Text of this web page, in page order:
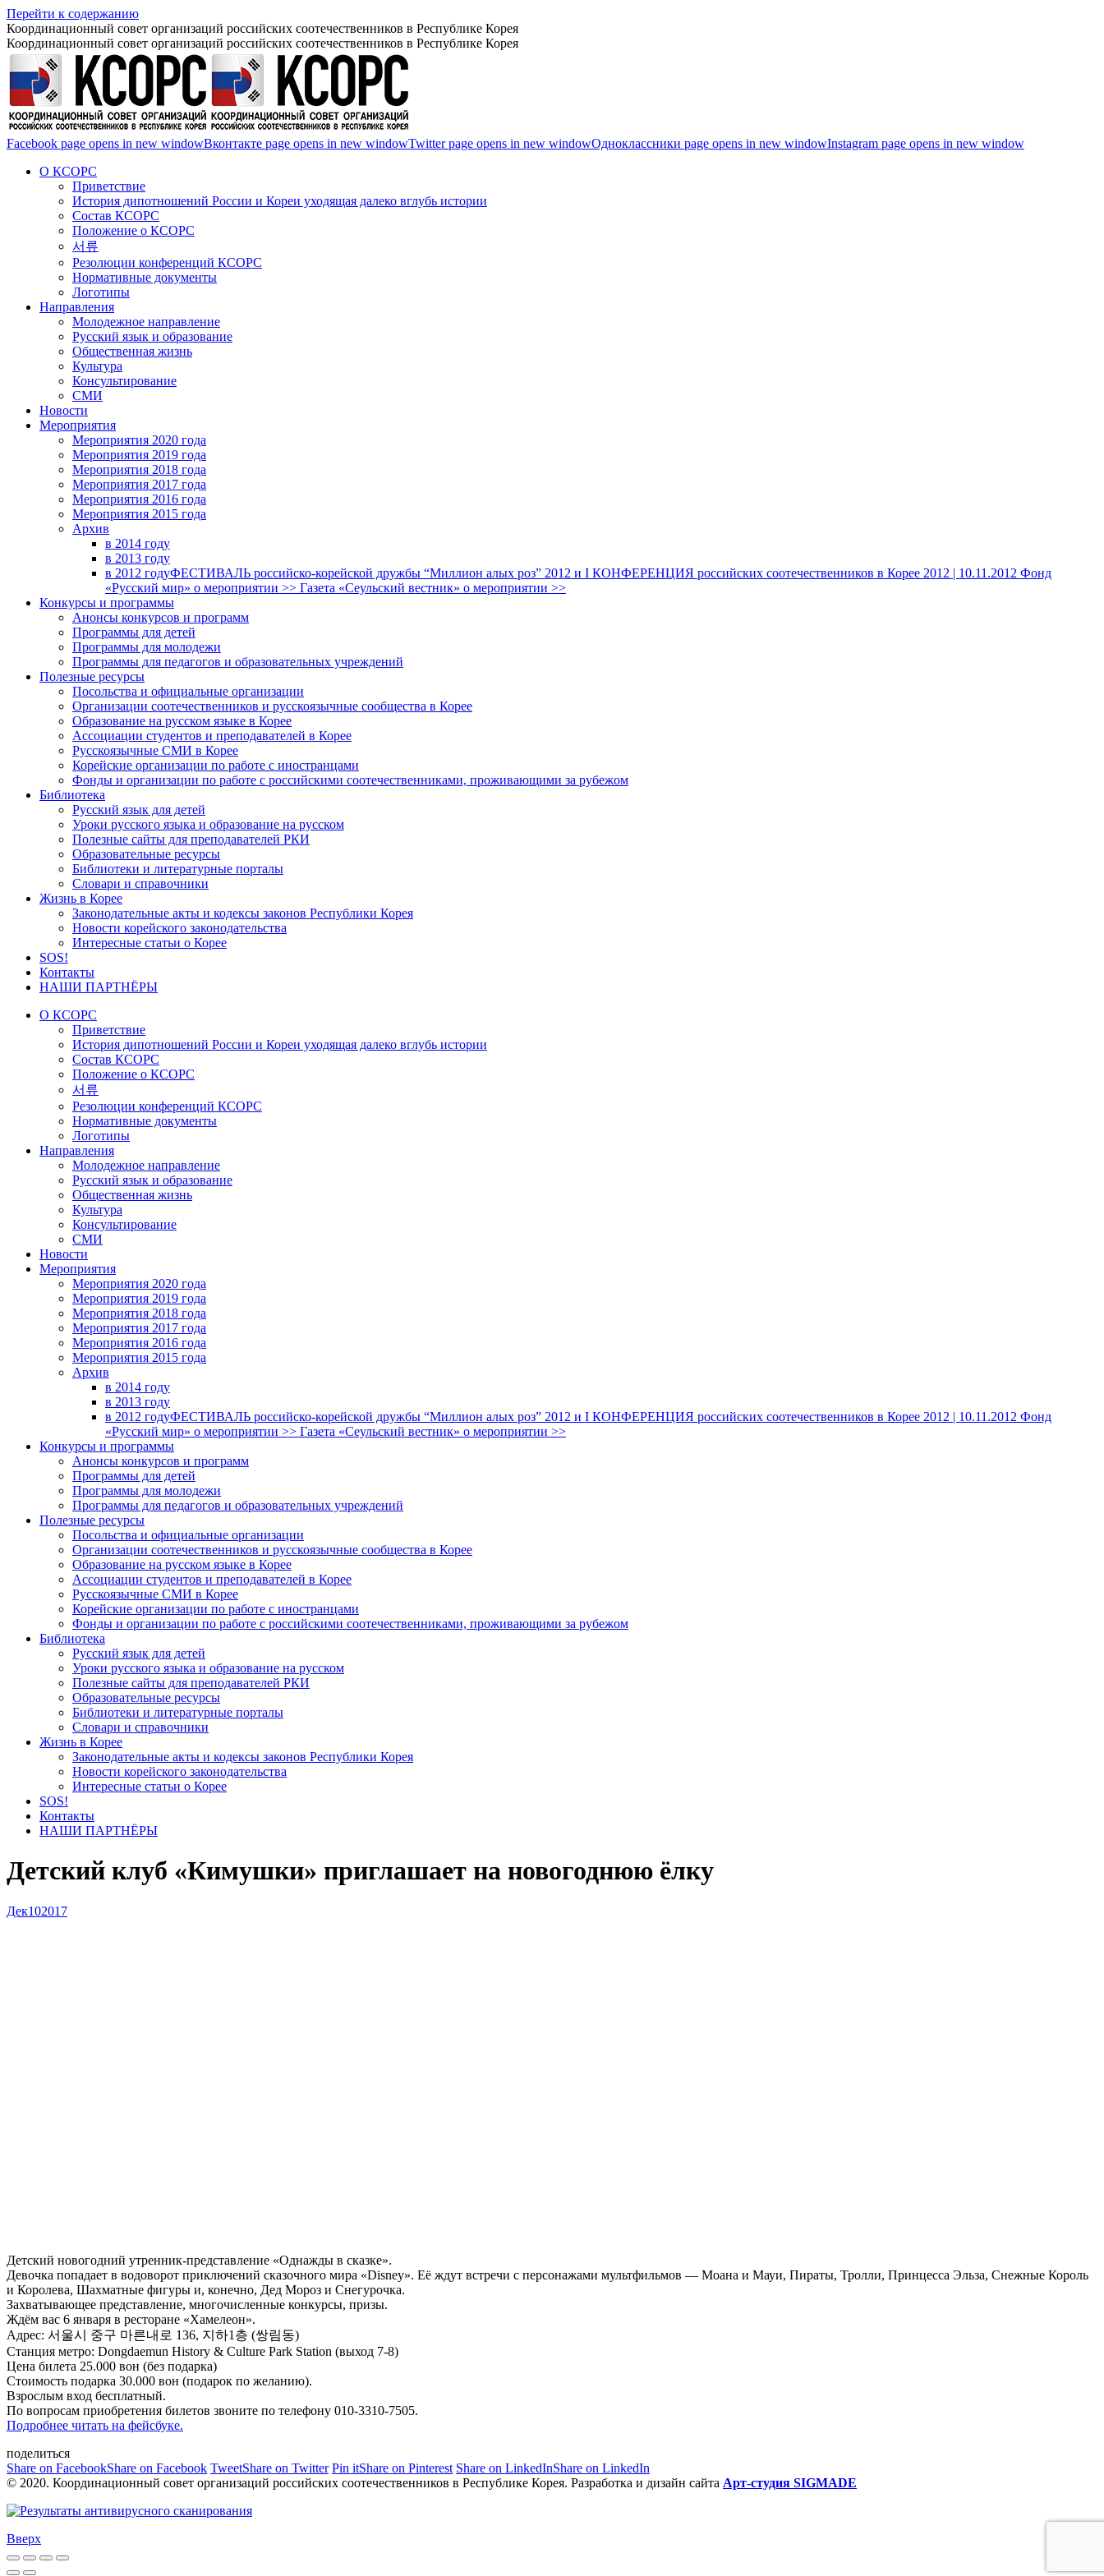
Перейти к содержанию
Координационный совет организаций российских соотечественников в Республике Корея
Координационный совет организаций российских соотечественников в Республике Корея
Facebook page opens in new windowВконтакте page opens in new windowTwitter page opens in new windowОдноклассники page opens in new windowInstagram page opens in new window
О КСОРС
Приветствие
История дипотношений России и Кореи уходящая далеко вглубь истории
Состав КСОРС
Положение о КСОРС
서류
Резолюции конференций КСОРС
Нормативные документы
Логотипы
Направления
Молодежное направление
Русский язык и образование
Общественная жизнь
Культура
Консультирование
СМИ
Новости
Мероприятия
Мероприятия 2020 года
Мероприятия 2019 года
Мероприятия 2018 годa
Мероприятия 2017 года
Мероприятия 2016 года
Мероприятия 2015 года
Архив
в 2014 году
в 2013 году
в 2012 годуФЕСТИВАЛЬ российско-корейской дружбы “Миллион алых роз” 2012 и I КОНФЕРЕНЦИЯ российских соотечественников в Корее 2012 | 10.11.2012 Фонд
«Русский мир» о мероприятии >> Газета «Сеульский вестник» о мероприятии >>
Конкурсы и программы
Анонсы конкурсов и программ
Программы для детей
Программы для молодежи
Программы для педагогов и образовательных учреждений
Полезные ресурсы
Посольства и официальные организации
Организации соотечественников и русскоязычные сообщества в Корее
Образование на русском языке в Корее
Ассоциации студентов и преподавателей в Корее
Русскоязычные СМИ в Корее
Корейские организации по работе с иностранцами
Фонды и организации по работе с российскими соотечественниками, проживающими за рубежом
Библиотека
Русский язык для детей
Уроки русского языка и образование на русском
Полезные сайты для преподавателей РКИ
Образовательные ресурсы
Библиотеки и литературные порталы
Словари и справочники
Жизнь в Корее
Законодательные акты и кодексы законов Республики Корея
Новости корейского законодательства
Интересные статьи о Корее
SOS!
Контакты
НАШИ ПАРТНЁРЫ
О КСОРС
Приветствие
История дипотношений России и Кореи уходящая далеко вглубь истории
Состав КСОРС
Положение о КСОРС
서류
Резолюции конференций КСОРС
Нормативные документы
Логотипы
Направления
Молодежное направление
Русский язык и образование
Общественная жизнь
Культура
Консультирование
СМИ
Новости
Мероприятия
Мероприятия 2020 года
Мероприятия 2019 года
Мероприятия 2018 годa
Мероприятия 2017 года
Мероприятия 2016 года
Мероприятия 2015 года
Архив
в 2014 году
в 2013 году
в 2012 годуФЕСТИВАЛЬ российско-корейской дружбы “Миллион алых роз” 2012 и I КОНФЕРЕНЦИЯ российских соотечественников в Корее 2012 | 10.11.2012 Фонд
«Русский мир» о мероприятии >> Газета «Сеульский вестник» о мероприятии >>
Конкурсы и программы
Анонсы конкурсов и программ
Программы для детей
Программы для молодежи
Программы для педагогов и образовательных учреждений
Полезные ресурсы
Посольства и официальные организации
Организации соотечественников и русскоязычные сообщества в Корее
Образование на русском языке в Корее
Ассоциации студентов и преподавателей в Корее
Русскоязычные СМИ в Корее
Корейские организации по работе с иностранцами
Фонды и организации по работе с российскими соотечественниками, проживающими за рубежом
Библиотека
Русский язык для детей
Уроки русского языка и образование на русском
Полезные сайты для преподавателей РКИ
Образовательные ресурсы
Библиотеки и литературные порталы
Словари и справочники
Жизнь в Корее
Законодательные акты и кодексы законов Республики Корея
Новости корейского законодательства
Интересные статьи о Корее
SOS!
Контакты
НАШИ ПАРТНЁРЫ
Детский клуб «Кимушки» приглашает на новогоднюю ёлку
Дек102017
Детский новогодний утренник-представление «Однажды в сказке».
Девочка попадает в водоворот приключений сказочного мира «Disney». Её ждут встречи с персонажами мультфильмов — Моана и Мауи, Пираты, Тролли, Принцесса Эльза, Снежные Король
и Королева, Шахматные фигуры и, конечно, Дед Мороз и Снегурочка.
Захватывающее представление, многочисленные конкурсы, призы.
Ждём вас 6 января в ресторане «Хамелеон».
Адрес: 서울시 중구 마른내로 136, 지하1층 (쌍림동)
Станция метро: Dongdaemun History & Culture Park Station (выход 7-8)
Цена билета 25.000 вон (без подарка)
Стоимость подарка 30.000 вон (подарок по желанию).
Взрослым вход бесплатный.
По вопросам приобретения билетов звоните по телефону 010-3310-7505.
Подробнее читать на фейсбуке.
поделиться
Share on FacebookShare on Facebook TweetShare on Twitter Pin itShare on Pinterest Share on LinkedInShare on LinkedIn
© 2020. Координационный совет организаций российских соотечественников в Республике Корея. Разработка и дизайн сайта Арт-студия SIGMADE
Вверх